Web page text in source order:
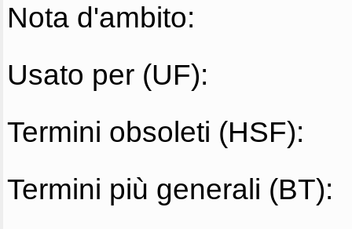
Nota d'ambito:
Usato per (UF):
Termini obsoleti (HSF):
Termini più generali (BT):